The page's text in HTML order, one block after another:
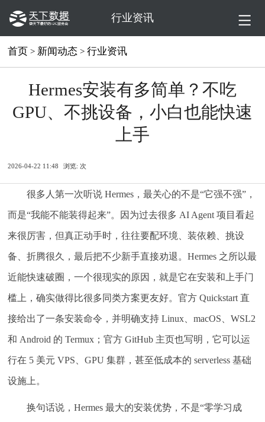
行业资讯
首页 > 新闻动态 >行业资讯
Hermes安装有多简单？不吃
GPU、不挑设备，小白也能快速
上手
2026-04-22 11:48 浏览: 次
很多人第一次听说 Hermes，最关心的不是“它强不强”，
而是“我能不能装得起来”。因为过去很多 AI Agent 项目看起
来很厉害，但真正动手时，往往要配环境、装依赖、挑设
备、折腾很久，最后把不少新手直接劝退。Hermes 之所以最
近能快速破圈，一个很现实的原因，就是它在安装和上手门
槛上，确实做得比很多同类方案更友好。官方 Quickstart 直
接给出了一条安装命令，并明确支持 Linux、macOS、WSL2
和 Android 的 Termux；官方 GitHub 主页也写明，它可以运
行在 5 美元 VPS、GPU 集群，甚至低成本的 serverless 基础
设施上。
换句话说，Hermes 最大的安装优势，不是“零学习成